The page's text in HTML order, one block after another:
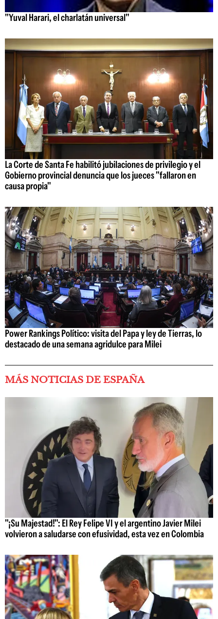
"Yuval Harari, el charlatán universal"
La Corte de Santa Fe habilitó jubilaciones de privilegio y el
Gobierno provincial denuncia que los jueces "fallaron en
causa propia"
Power Rankings Político: visita del Papa y ley de Tierras, lo
destacado de una semana agridulce para Milei
MÁS NOTICIAS DE ESPAÑA
"¡Su Majestad!": El Rey Felipe VI y el argentino Javier Milei
volvieron a saludarse con efusividad, esta vez en Colombia